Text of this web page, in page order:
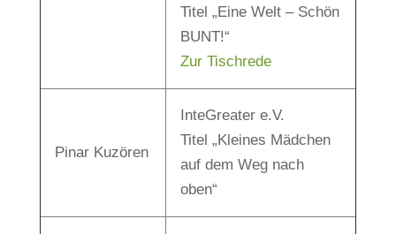
Titel „Eine Welt – Schön
BUNT!“
Zur Tischrede
Pinar Kuzören
InteGreater e.V.
Titel „Kleines Mädchen
auf dem Weg nach
oben“